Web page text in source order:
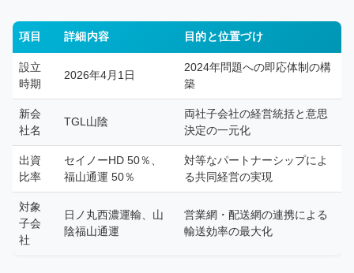
項目 詳細内容 目的と位置づけ
設立
時期
2026年4月1日
2024年問題への即応体制の構
築
新会
社名
TGL山陰
両社子会社の経営統括と意思
決定の一元化
出資
比率
セイノーHD 50％、
福山通運 50％
対等なパートナーシップによ
る共同経営の実現
対象
子会
社
日ノ丸西濃運輸、山
陰福山通運
営業網・配送網の連携による
輸送効率の最大化